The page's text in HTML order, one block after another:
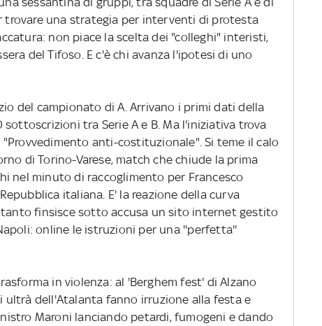
trovare una strategia per interventi di protesta
non piace la scelta dei "colleghi" interisti,
del Tifoso. E c'è chi avanza l'ipotesi di uno
del campionato di A. Arrivano i primi dati della
sottoscrizioni tra Serie A e B. Ma l'iniziativa trova
anti-costituzionale". Si teme il calo
di Torino-Varese, match che chiude la prima
nel minuto di raccoglimento per Francesco
italiana. E' la reazione della curva
finsisce sotto accusa un sito internet gestito
online le istruzioni per una ''perfetta''
in violenza: al 'Berghem fest' di Alzano
ultrà dell'Atalanta fanno irruzione alla festa e
Maroni lanciando petardi, fumogeni e dando